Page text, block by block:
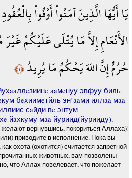
يَا أَيُّهَا الَّذِينَ آمَنُواْ أَوْفُواْ
الأَنْعَامِ إِلاَّ مَا يُتْلَى عَلَيْكُمْ
حُرُمٌ إِنَّ اللّهَ يَحْكُمُ مَا يُرِيدُ﴿١﴾
aaмeнуу эвфуу биль
бeхиимeтйль эн’aaми иллaa мaa
сaйди вe энтум
йaхкуму мaa йуриид(йурииду).
вернувшись, покориться Аллаха)!
приводите в исполнение. Пока вы
охота (охотится) считается запретной
животных, вам позволены
что Аллах повелевает, что пожелает